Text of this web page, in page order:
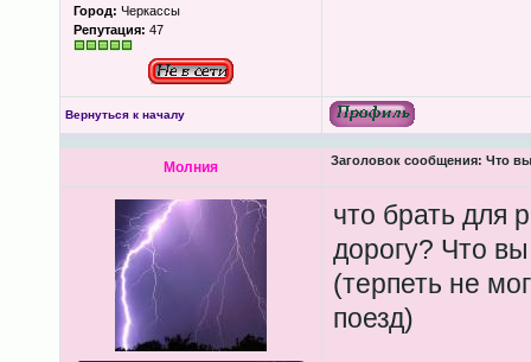
Город: Черкассы
Репутация: 47
Вернуться к началу
Молния Заголовок сообщения: Что
что брать для
дорогу? Что
(терпеть не
поезд)